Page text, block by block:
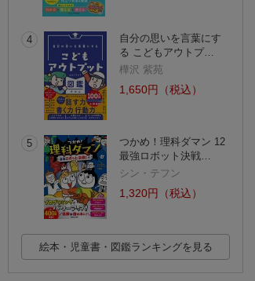
ひみつの魔女フレン
ズ はじめてのマジ
カル☆ストリート
宮下 恵茉
(2件)
むかしむかしの
宝石 紹介
4
自分の思いを言葉にす
る こどもアウトプ…
樺沢 紫苑
1,650円（税込）
5
つかめ！理科ダマン 12
最強ロボット決戦…
シン・テフン
1,320円（税込）
絵本・児童書・図鑑ランキングを見る